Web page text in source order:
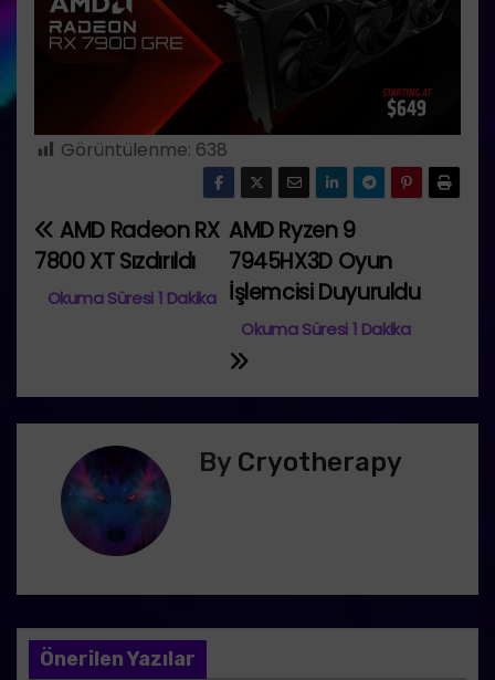
Görüntülenme: 638
Y
a
g
m
AMD Ryzen 9
7945HX3D Oyun
İşlemcisi Duyuruldu
AMD Radeon RX
7800 XT Sızdırıldı
By Cryotherapy
Önerilen Yazılar